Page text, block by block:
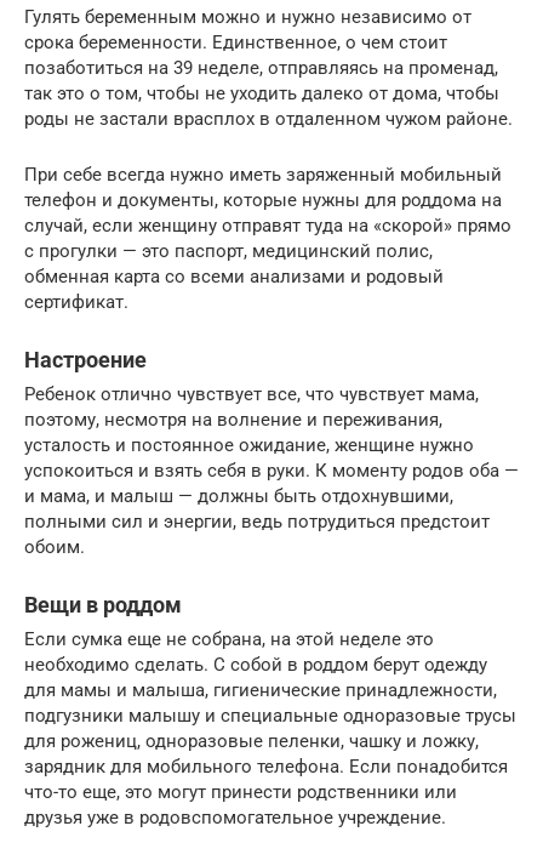
Гулять беременным можно и нужно независимо от
срока беременности. Единственное, о чем стоит
позаботиться на 39 неделе, отправляясь на променад,
так это о том, чтобы не уходить далеко от дома, чтобы
роды не застали врасплох в отдаленном чужом районе.
При себе всегда нужно иметь заряженный мобильный
телефон и документы, которые нужны для роддома на
случай, если женщину отправят туда на «скорой» прямо
с прогулки — это паспорт, медицинский полис,
обменная карта со всеми анализами и родовый
сертификат.
Настроение
Ребенок отлично чувствует все, что чувствует мама,
поэтому, несмотря на волнение и переживания,
усталость и постоянное ожидание, женщине нужно
успокоиться и взять себя в руки. К моменту родов оба —
и мама, и малыш — должны быть отдохнувшими,
полными сил и энергии, ведь потрудиться предстоит
обоим.
Вещи в роддом
Если сумка еще не собрана, на этой неделе это
необходимо сделать. С собой в роддом берут одежду
для мамы и малыша, гигиенические принадлежности,
подгузники малышу и специальные одноразовые трусы
для рожениц, одноразовые пеленки, чашку и ложку,
зарядник для мобильного телефона. Если понадобится
что-то еще, это могут принести родственники или
друзья уже в родовспомогательное учреждение.